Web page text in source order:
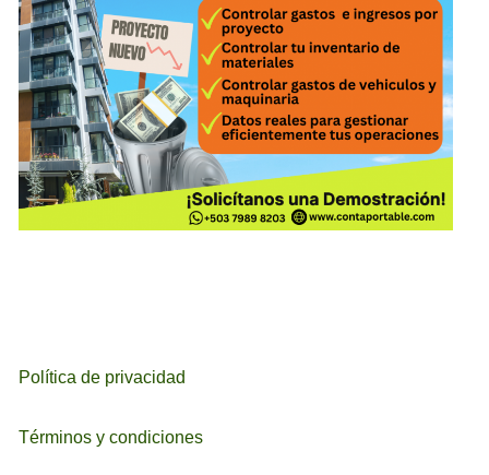
Política de privacidad
Términos y condiciones